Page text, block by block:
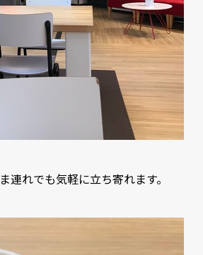
連れでも気軽に立ち寄れます。